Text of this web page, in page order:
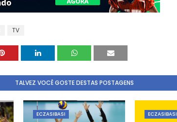
TV
TALVEZ VOCÊ GOSTE DESTAS POSTAGENS
ECZASIBASI ECZASIBASI